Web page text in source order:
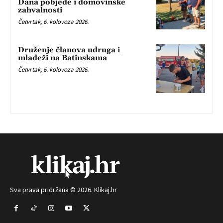
Dana pobjede i domovinske
zahvalnosti
Četvrtak, 6. kolovoza 2026.
Druženje članova udruga i
mladeži na Batinskama
Četvrtak, 6. kolovoza 2026.
Sva prava pridržana © 2026. Klikaj.hr